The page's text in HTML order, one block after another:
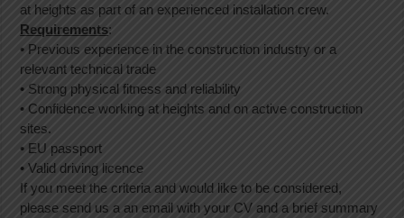
at heights as part of an experienced installation crew.
Requirements:
• Previous experience in the construction industry or a
relevant technical trade
• Strong physical fitness and reliability
• Confidence working at heights and on active construction
sites.
• EU passport
• Valid driving licence
If you meet the criteria and would like to be considered,
please send us a an email with your CV and a brief summary